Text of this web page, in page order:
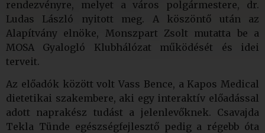
rendezvényre, melyet a város polgármestere, dr.
Ludas László nyitott meg. A köszöntő után az
Alapítvány elnöke, Monszpart Zsolt mutatta be a
MOSA Gyalogló Klubhálózat működését és idei
terveit.
Az előadók között volt Vass Bence, a Kapos Medical
dietetikai szakembere, aki egy interaktív előadással
adott naprakész tudást a jelenlevőknek. Csavajda
Tekla Tünde egészségfejlesztő pedig a régebb óta